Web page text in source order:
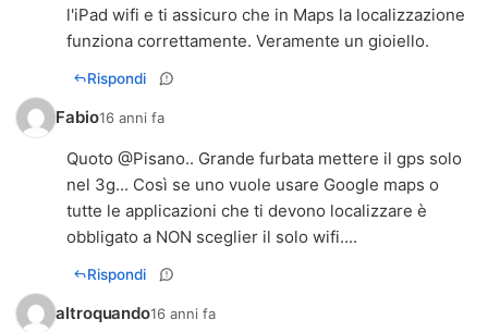
l'iPad wifi e ti assicuro che in Maps la localizzazione
funziona correttamente. Veramente un gioiello.
Rispondi
Fabio16 anni fa
Quoto @Pisano.. Grande furbata mettere il gps solo
nel 3g... Così se uno vuole usare Google maps o
tutte le applicazioni che ti devono localizzare è
obbligato a NON sceglier il solo wifi....
Rispondi
altroquando16 anni fa